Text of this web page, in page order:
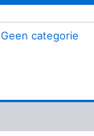
Geen categorie